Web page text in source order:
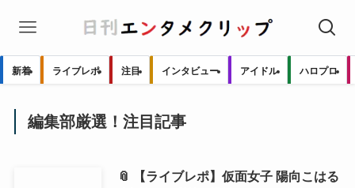
新着 ライブレポ 注目 インタビュー アイドル ハロプロ
編集部厳選！注目記事
📎 【ライブレポ】仮面女子 陽向こはる